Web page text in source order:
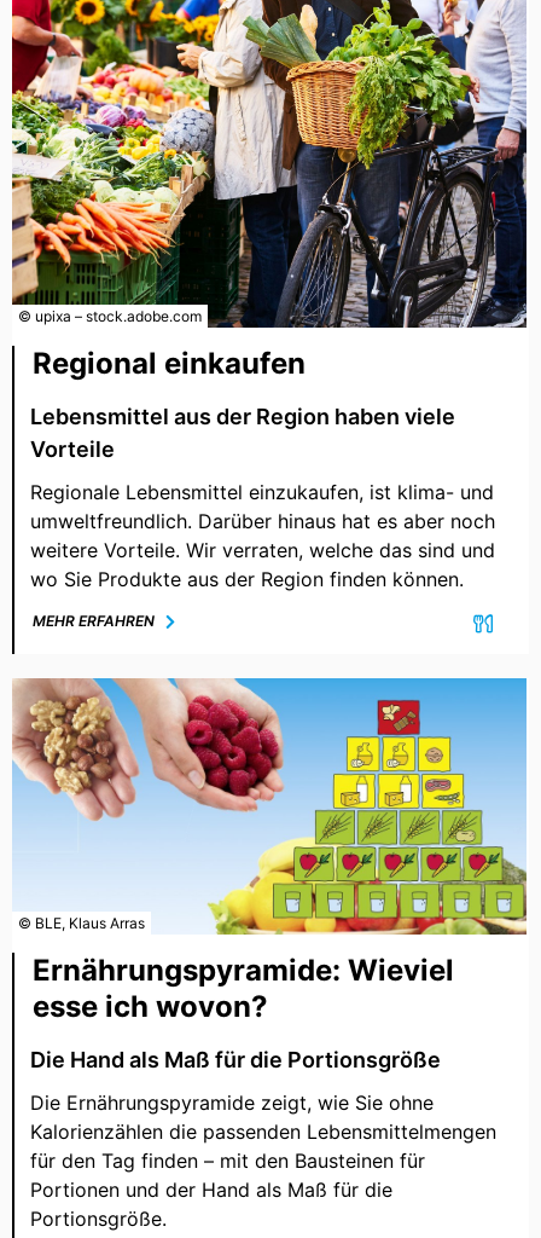
© upixa – stock.adobe.com
Regional einkaufen
Lebensmittel aus der Region haben viele
Vorteile
Regionale Lebensmittel einzukaufen, ist klima- und
umweltfreundlich. Darüber hinaus hat es aber noch
weitere Vorteile. Wir verraten, welche das sind und
wo Sie Produkte aus der Region finden können.
MEHR ERFAHREN
© BLE, Klaus Arras
Ernährungspyramide: Wieviel
esse ich wovon?
Die Hand als Maß für die Portionsgröße
Die Ernährungspyramide zeigt, wie Sie ohne
Kalorienzählen die passenden Lebensmittelmengen
für den Tag finden – mit den Bausteinen für
Portionen und der Hand als Maß für die
Portionsgröße.